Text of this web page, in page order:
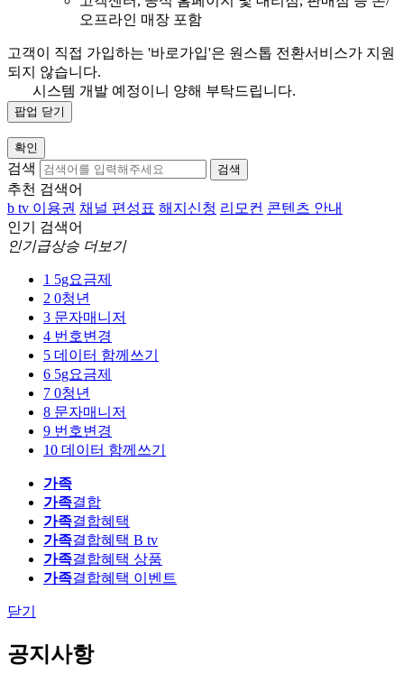
오프라인 매장 포함
고객이 직접 가입하는 '바로가입'은 원스톱 전환서비스가 지원
되지 않습니다.
시스템 개발 예정이니 양해 부탁드립니다.
팝업 닫기
확인
검색 검색
추천 검색어
b tv 이용권 채널 편성표 해지신청 리모컨 콘텐츠 안내
인기 검색어
인기급상승 더보기
1 5g요금제
2 0청년
3 문자매니저
4 번호변경
5 데이터 함께쓰기
6 5g요금제
7 0청년
8 문자매니저
9 번호변경
10 데이터 함께쓰기
가족
가족결합
가족결합혜택
가족결합혜택 B tv
가족결합혜택 상품
가족결합혜택 이벤트
닫기
공지사항